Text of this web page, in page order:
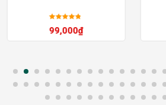
Skin
hạng 5sao
99,000₫